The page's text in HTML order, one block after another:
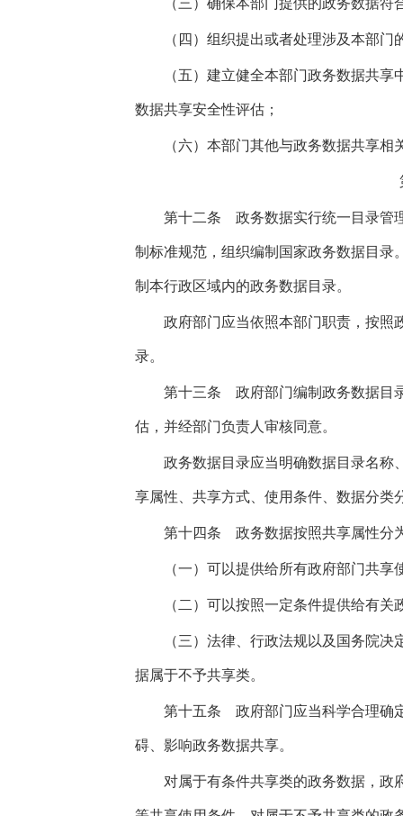
（三）确保本部门提供的政务数据符
（四）组织提出或者处理涉及本部门
（五）建立健全本部门政务数据共享
数据共享安全性评估；
（六）本部门其他与政务数据共享相
第十二条 政务数据实行统一目录管
制标准规范，组织编制国家政务数据目录
制本行政区域内的政务数据目录。
政府部门应当依照本部门职责，按照
录。
第十三条 政府部门编制政务数据目
估，并经部门负责人审核同意。
政务数据目录应当明确数据目录名称
享属性、共享方式、使用条件、数据分类
第十四条 政务数据按照共享属性分
（一）可以提供给所有政府部门共享
（二）可以按照一定条件提供给有关
（三）法律、行政法规以及国务院决
据属于不予共享类。
第十五条 政府部门应当科学合理确
碍、影响政务数据共享。
对属于有条件共享类的政务数据，政